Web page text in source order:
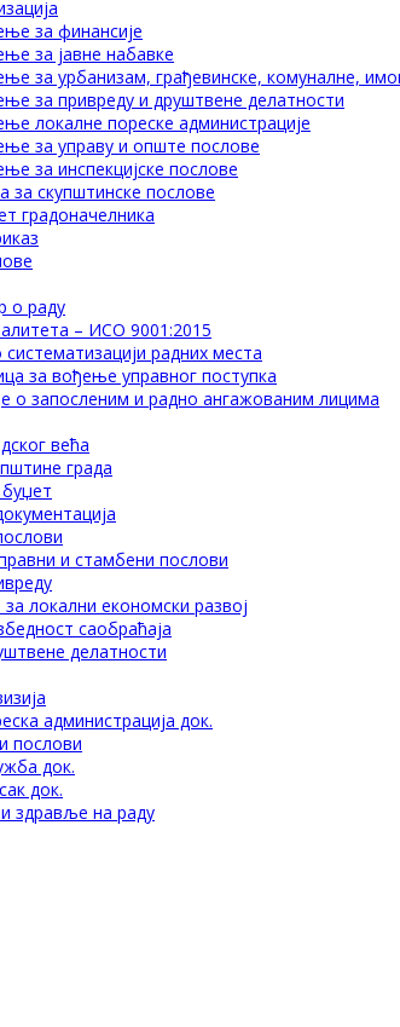
за финансије
за јавне набавке
за урбанизам, грађевинске, комуналне,
за привреду и друштвене делатности
локалне пореске администрације
за управу и опште послове
за инспекцијске послове
за скупштинске послове
градоначелника
о раду
– ИСО 9001:2015
радних места
за вођење управног поступка
о запосленим и радно ангажованим лицима
већа
града
и стамбени послови
за локални економски развој
саобраћаја
делатности
администрација док.
послови
док.
док.
здравље на раду